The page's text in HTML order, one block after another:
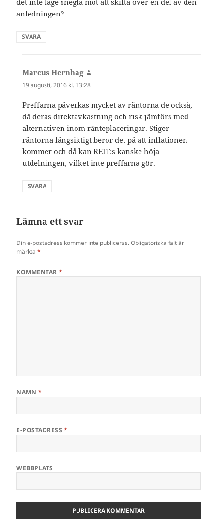
det inte läge snegla mot att skifta över en del av den
anledningen?
SVARA
Marcus Hernhag
19 augusti, 2016 kl. 13:28
Preffarna påverkas mycket av räntorna de också,
då deras direktavkastning och risk jämförs med
alternativen inom ränteplaceringar. Stiger
räntorna långsiktigt beror det på att inflationen
kommer och då kan REIT:s kanske höja
utdelningen, vilket inte preffarna gör.
SVARA
Lämna ett svar
Din e-postadress kommer inte publiceras. Obligatoriska fält är
märkta*
KOMMENTAR*
NAMN *
E-POSTADRESS *
WEBBPLATS